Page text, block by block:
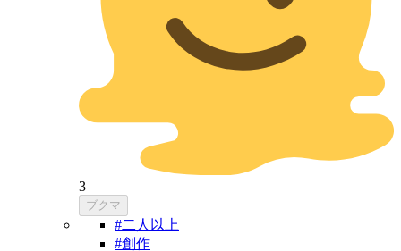
3
ブクマ
#二人以上
#創作